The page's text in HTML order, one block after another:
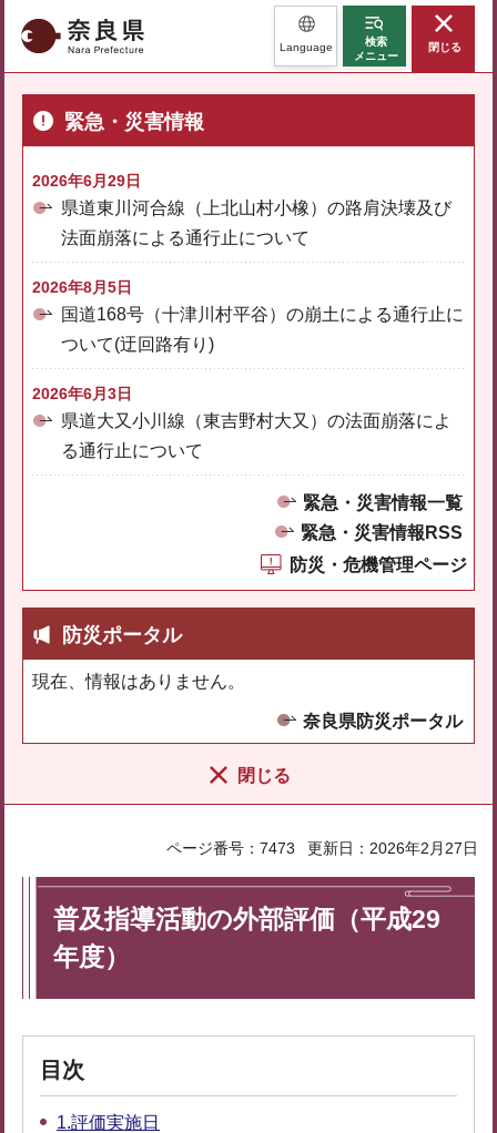
奈良県 Language
検索
メニュー
閉じる
緊急・災害情報
2026年6月29日
県道東川河合線（上北山村小橡）の路肩決壊及び
法面崩落による通行止について
2026年8月5日
国道168号（十津川村平谷）の崩土による通行止に
ついて(迂回路有り)
2026年6月3日
県道大又小川線（東吉野村大又）の法面崩落によ
る通行止について
緊急・災害情報一覧
緊急・災害情報RSS
防災・危機管理ページ
防災ポータル
現在、情報はありません。
奈良県防災ポータル
閉じる
ページ番号：7473 更新日：2026年2月27日
普及指導活動の外部評価（平成29
年度）
目次
1.評価実施日